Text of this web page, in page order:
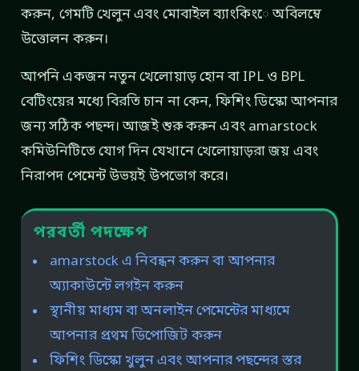
করুন, গেমটি খেলুন এবং মোবাইল ব্যাংকিংে অবিলম্বে
উত্তোলন করুন।
আপনি একজন নতুন খেলোয়াড় হোন বা IPL ও BPL
বেটিংয়ের মধ্যে বিরতি চান না কেন, ফিশিং ডিস্কো আপনার
জন্য সঠিক পছন্দ। আজই শুরু করুন এবং amarstock
কমিউনিটিতে যোগ দিন যেখানে খেলোয়াড়রা জয় এবং
নিরাপদ পেমেন্ট উভয়ই উপভোগ করে।
পরবর্তী পদক্ষেপ
amarstock এ নিবন্ধন করুন বা আপনার
অ্যাকাউন্টে লগইন করুন
স্থানীয় মাধ্যম বা অনলাইন পেমেন্টের মাধ্যমে
আপনার প্রথম ডিপোজিট করুন
ফিশিং ডিস্কো খুলুন এবং আপনার পছন্দের স্তর